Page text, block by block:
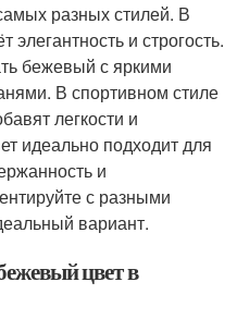
разных стилей. В
элегантность и строгость.
бежевый с яркими
В спортивном стиле
легкости и
идеально подходит для
и
с разными
вариант.
цвет в